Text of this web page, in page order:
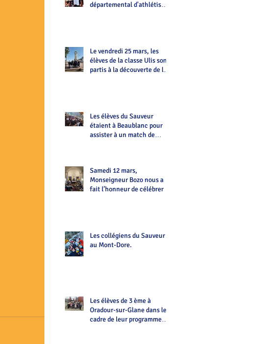
départemental d'athlétisme
Le vendredi 25 mars, les
élèves de la classe Ulis sont
partis à la découverte de la
Les élèves du Sauveur
étaient à Beaublanc pour
assister à un match de
Samedi 12 mars,
Monseigneur Bozo nous a
fait l’honneur de célébrer la
Les collégiens du Sauveur
au Mont-Dore.
Les élèves de 3 ème à
Oradour-sur-Glane dans le
cadre de leur programme